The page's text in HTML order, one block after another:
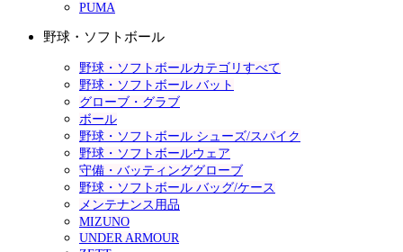
PUMA
野球・ソフトボール
野球・ソフトボールカテゴリすべて
野球・ソフトボール バット
グローブ・グラブ
ボール
野球・ソフトボール シューズ/スパイク
野球・ソフトボールウェア
守備・バッティンググローブ
野球・ソフトボール バッグ/ケース
メンテナンス用品
MIZUNO
UNDER ARMOUR